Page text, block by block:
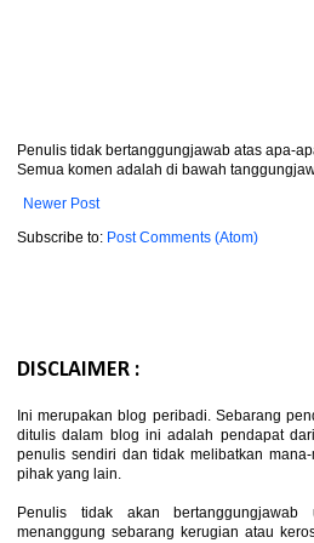
Penulis tidak bertanggungjawab atas apa-
Semua komen adalah di bawah
Newer Post
Subscribe to: Post Comments (Atom)
DISCLAIMER :
Ini merupakan blog peribadi. Sebarang
ditulis dalam blog ini adalah pendapat
penulis sendiri dan tidak melibatkan mana-
pihak yang lain.
Penulis tidak akan bertanggungjawab
menanggung sebarang kerugian atau